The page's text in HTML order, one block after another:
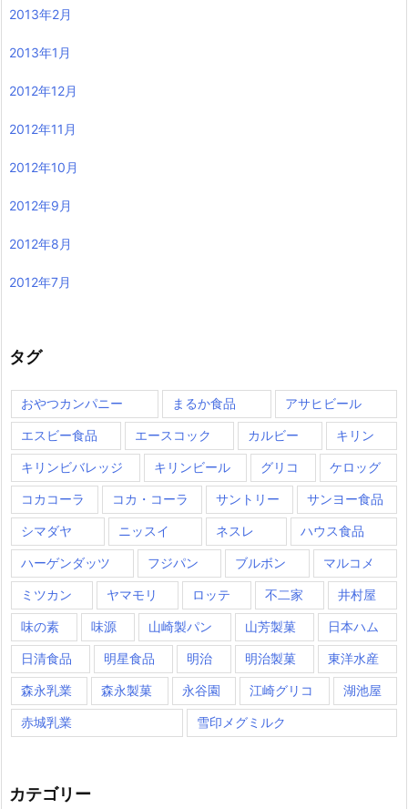
2013年2月
2013年1月
2012年12月
2012年11月
2012年10月
2012年9月
2012年8月
2012年7月
タグ
おやつカンパニー まるか食品 アサヒビール
エスビー食品 エースコック カルビー キリン
キリンビバレッジ キリンビール グリコ ケロッグ
コカコーラ コカ・コーラ サントリー サンヨー食品
シマダヤ ニッスイ ネスレ ハウス食品
ハーゲンダッツ フジパン ブルボン マルコメ
ミツカン ヤマモリ ロッテ 不二家 井村屋
味の素 味源 山崎製パン 山芳製菓 日本ハム
日清食品 明星食品 明治 明治製菓 東洋水産
森永乳業 森永製菓 永谷園 江崎グリコ 湖池屋
赤城乳業 雪印メグミルク
カテゴリー